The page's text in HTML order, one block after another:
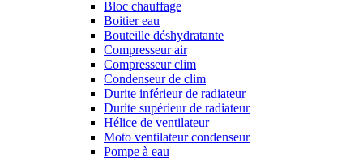
Bloc chauffage
Boitier eau
Bouteille déshydratante
Compresseur air
Compresseur clim
Condenseur de clim
Durite inférieur de radiateur
Durite supérieur de radiateur
Hélice de ventilateur
Moto ventilateur condenseur
Pompe à eau